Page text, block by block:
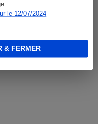
le 12/07/2024
& FERMER
CoffeeB (vidéo)